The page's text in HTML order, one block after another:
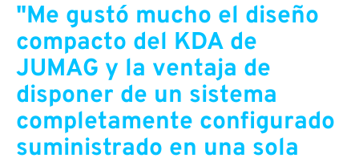
"Me gustó mucho el diseño
compacto del KDA de
JUMAG y la ventaja de
disponer de un sistema
completamente configurado
suministrado en una sola